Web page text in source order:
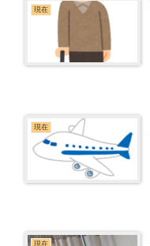
現在
現在
現在